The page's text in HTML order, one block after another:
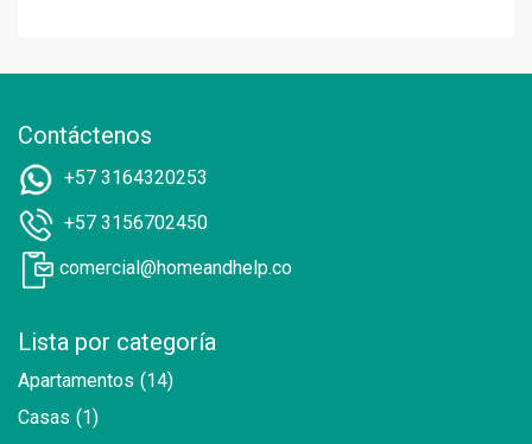
Contáctenos
+57 3164320253
+57 3156702450
comercial@homeandhelp.co
Lista por categoría
Apartamentos (14)
Casas (1)